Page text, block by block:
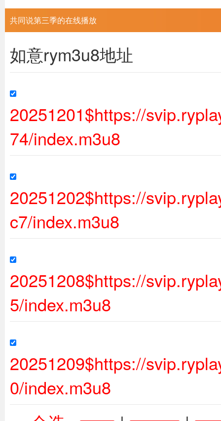
共同说第三季的在线播放
如意rym3u8地址
20251201$https://
74/index.m3u8
20251202$https://
c7/index.m3u8
20251208$https://
5/index.m3u8
20251209$https://
0/index.m3u8